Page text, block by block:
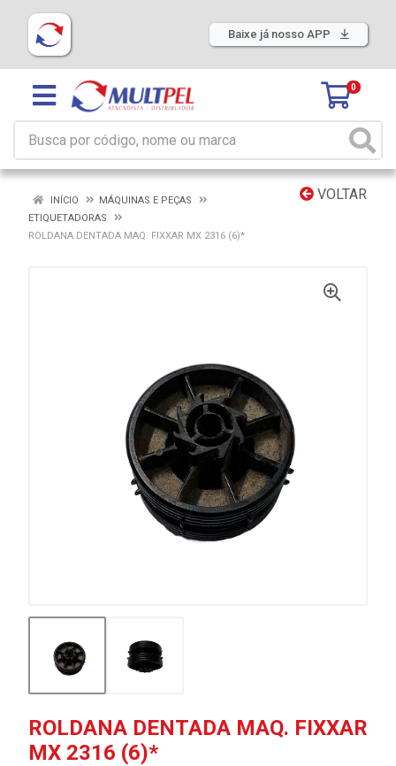
Baixe já nosso APP
0
VOLTAR
INÍCIO
MÁQUINAS E PEÇAS
ETIQUETADORAS
ROLDANA DENTADA MAQ. FIXXAR MX 2316 (6)*
ROLDANA DENTADA MAQ. FIXXAR
MX 2316 (6)*